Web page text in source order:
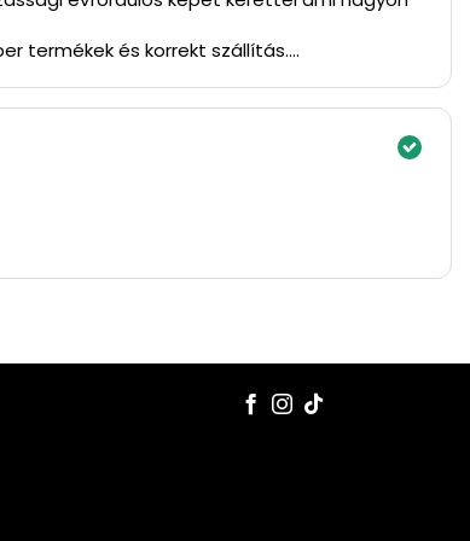
termékek és korrekt szállítás.